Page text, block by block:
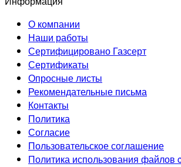
О компании
Наши работы
Сертифицировано Газсерт
Сертификаты
Опросные листы
Рекомендательные письма
Контакты
Политика
Согласие
Пользовательское соглашение
Политика использования файлов